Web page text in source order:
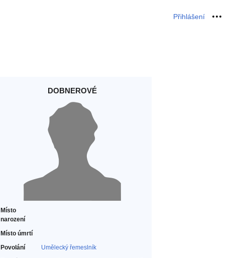
Přihlášení Osobní
DOBNEROVÉ
Místo
narození
Místo úmrtí
Povolání
Umělecký řemeslník‎